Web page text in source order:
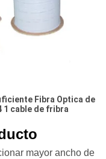
Fibra Optica de
1 cable de fribra
mayor ancho de